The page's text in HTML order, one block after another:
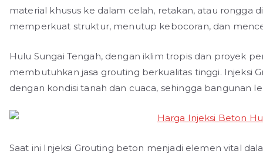
material khusus ke dalam celah, retakan, atau rongga
memperkuat struktur, menutup kebocoran, dan
Hulu Sungai Tengah, dengan iklim tropis dan proyek
membutuhkan jasa grouting berkualitas tinggi. Injeksi
dengan kondisi tanah dan cuaca, sehingga bangunan
Saat ini Injeksi Grouting beton menjadi elemen vital